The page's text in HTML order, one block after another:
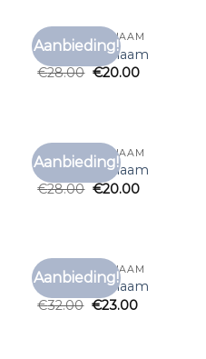
Aanbieding!
T SHIRT MET NAAM
t shirt met naam
€28.00 €20.00
Aanbieding!
T SHIRT MET NAAM
t shirt met naam
€28.00 €20.00
Aanbieding!
T SHIRT MET NAAM
t shirt met naam
€32.00 €23.00